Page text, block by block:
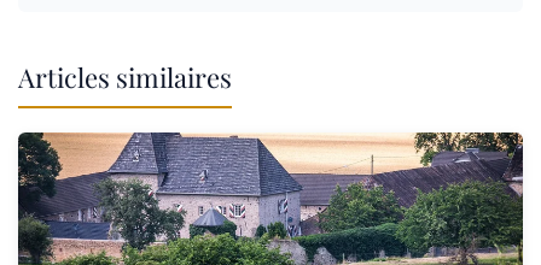
Articles similaires